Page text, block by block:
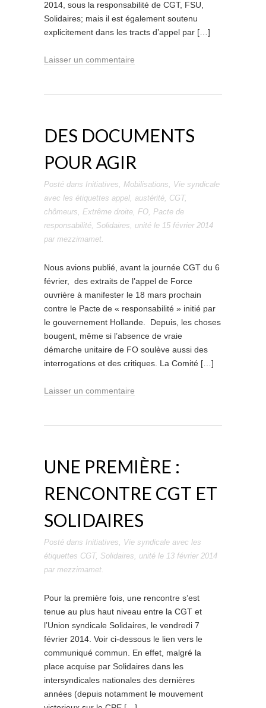
2014, sous la responsabilité de CGT, FSU,
Solidaires; mais il est également soutenu
explicitement dans les tracts d’appel par […]
Laisser un commentaire
DES DOCUMENTS
POUR AGIR
Posté dans Initiatives, Mobilisations, Vie syndicale
avec les étiquettes appel, austérité, CGT,
chômeurs, Extrême droite, FO, Pacte de
responsabilité, Solidaires, unité le 15 février 2014
par mezzimamet.
Nous avions publié, avant la journée CGT du 6
février, des extraits de l’appel de Force
ouvrière à manifester le 18 mars prochain
contre le Pacte de « responsabilité » initié par
le gouvernement Hollande. Depuis, les choses
bougent, même si l’absence de vraie
démarche unitaire de FO soulève aussi des
interrogations et des critiques. La Comité […]
Laisser un commentaire
UNE PREMIÈRE :
RENCONTRE CGT ET
SOLIDAIRES
Posté dans Initiatives, Vie syndicale avec les
étiquettes CGT, Solidaires, unité le 13 février 2014
par mezzimamet.
Pour la première fois, une rencontre s’est
tenue au plus haut niveau entre la CGT et
l’Union syndicale Solidaires, le vendredi 7
février 2014. Voir ci-dessous le lien vers le
communiqué commun. En effet, malgré la
place acquise par Solidaires dans les
intersyndicales nationales des dernières
années (depuis notamment le mouvement